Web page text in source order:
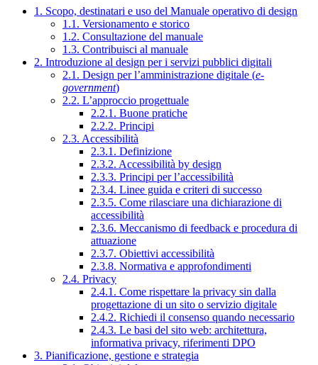
1. Scopo, destinatari e uso del Manuale operativo di design
1.1. Versionamento e storico
1.2. Consultazione del manuale
1.3. Contribuisci al manuale
2. Introduzione al design per i servizi pubblici digitali
2.1. Design per l’amministrazione digitale (e-
government)
2.2. L’approccio progettuale
2.2.1. Buone pratiche
2.2.2. Principi
2.3. Accessibilità
2.3.1. Definizione
2.3.2. Accessibilità by design
2.3.3. Principi per l’accessibilità
2.3.4. Linee guida e criteri di successo
2.3.5. Come rilasciare una dichiarazione di
accessibilità
2.3.6. Meccanismo di feedback e procedura di
attuazione
2.3.7. Obiettivi accessibilità
2.3.8. Normativa e approfondimenti
2.4. Privacy
2.4.1. Come rispettare la privacy sin dalla
progettazione di un sito o servizio digitale
2.4.2. Richiedi il consenso quando necessario
2.4.3. Le basi del sito web: architettura,
informativa privacy, riferimenti DPO
3. Pianificazione, gestione e strategia